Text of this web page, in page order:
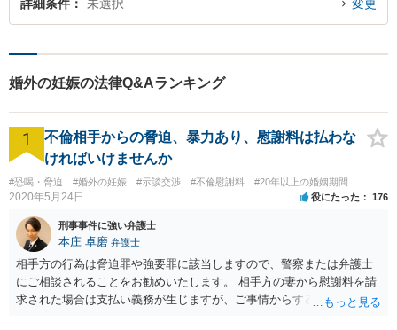
詳細条件 未選択 変更
婚外の妊娠の法律Q&Aランキング
1
不倫相手からの脅迫、暴力あり、慰謝料は払わな
ければいけませんか
#恐喝・脅迫 #婚外の妊娠 #示談交渉 #不倫慰謝料 #20年以上の婚姻期間
2020年5月24日 役にたった 176
刑事事件に強い弁護士
本庄 卓磨 弁護士
相手方の行為は脅迫罪や強要罪に該当しますので、警察または弁護士
にご相談されることをお勧めいたします。 相手方の妻から慰謝料を請
求された場合は支払い義務が生じますが、ご事情からすると減額交渉